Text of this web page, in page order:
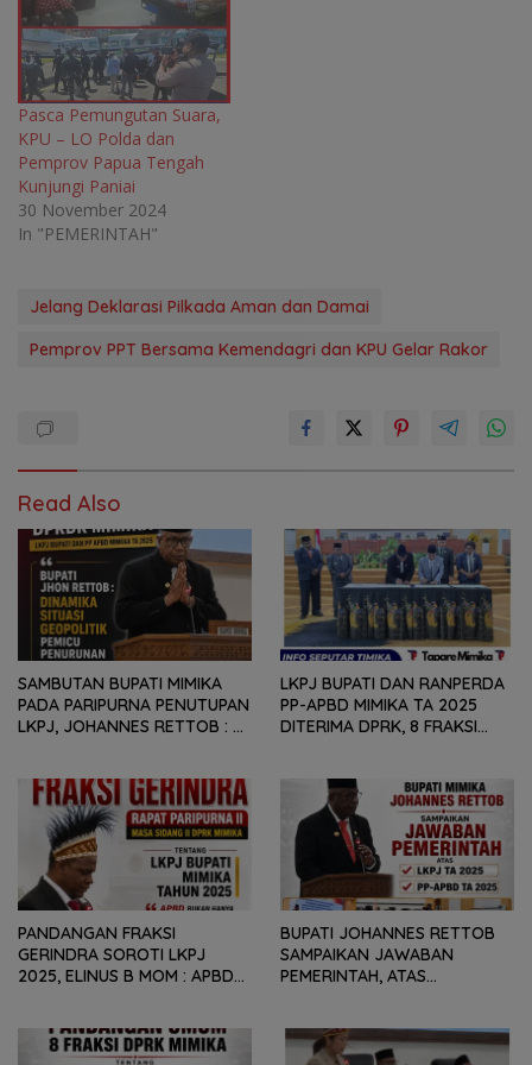
Pasca Pemungutan Suara,
KPU – LO Polda dan
Pemprov Papua Tengah
Kunjungi Paniai
30 November 2024
In "PEMERINTAH"
Jelang Deklarasi Pilkada Aman dan Damai
Pemprov PPT Bersama Kemendagri dan KPU Gelar Rakor
Read Also
SAMBUTAN BUPATI MIMIKA
PADA PARIPURNA PENUTUPAN
LKPJ, JOHANNES RETTOB :
PENURUNAN FISKAL DAERAH
LKPJ BUPATI DAN RANPERDA
PP-APBD MIMIKA TA 2025
DITERIMA DPRK, 8 FRAKSI
KEPADA PEMERINTAH DAERAH
PANDANGAN FRAKSI
GERINDRA SOROTI LKPJ
2025, ELINUS B MOM : APBD
TETAPI SEJAUH MANA
BUPATI JOHANNES RETTOB
SAMPAIKAN JAWABAN
PEMERINTAH, ATAS
DAN RANPERDA PP- APBD